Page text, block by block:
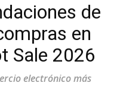
de
en
Sale 2026
electrónico más